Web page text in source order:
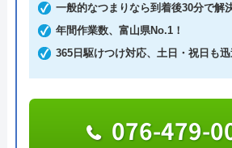
依頼は翌日以降の予約となってい
方は電話にてご連絡ください。
合は送信完了のメールが届き、こ
味しています。
作業時間は3時間単位での予約が
一般的なつまりなら到着後30分で解
年間作業数、富山県No.1！
365日駆けつけ対応、土日・祝日も迅
076-479-